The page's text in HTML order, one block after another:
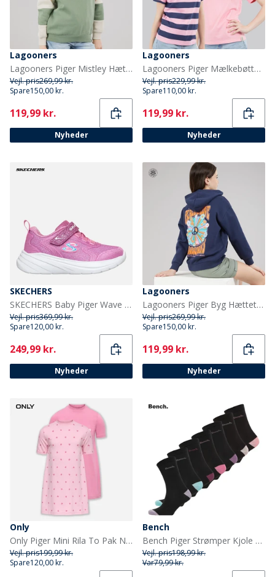
Lagooners
Lagooners Piger Mistley Hættetrøje Green Bay
Vejl. pris269,99 kr.
Spare150,00 kr.
Current
119,99 kr.
Nyheder
Lagooners
Lagooners Piger Mælkebøtte To Pak T Shirts Pink
Vejl. pris229,99 kr.
Spare110,00 kr.
Current
119,99 kr.
Nyheder
SKECHERS
SKECHERS Baby Piger Wave 92 Sneakers Pink
Vejl. pris369,99 kr.
Spare120,00 kr.
Current
249,99 kr.
Nyheder
Lagooners
Lagooners Piger Byg Hættetrøje Navy
Vejl. pris269,99 kr.
Spare150,00 kr.
Current
119,99 kr.
Nyheder
Only
Only Piger Mini Rila To Pak Nattøj Kjole Romance Rose
Vejl. pris199,99 kr.
Spare120,00 kr.
Bench
Bench Piger Strømper Kjole 7-pak Sort
Vejl. pris198,99 kr.
Var79,99 kr.